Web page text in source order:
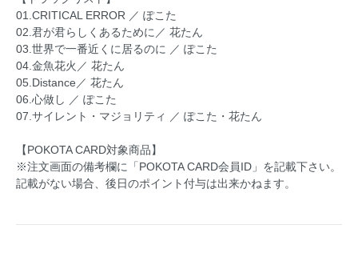
01.CRITICAL ERROR ／ ぽこた
02.君が君らしくあるために／ 花たん
03.世界で一番近くに居るのに ／ ぽこた
04.金魚花火／ 花たん
05.Distance／ 花たん
06.心做し ／ ぽこた
07.サイレント・マジョリティ ／ ぽこた・花たん
【POKOTA CARD対象商品】
※注文画面の備考欄に「POKOTA CARD会員ID」を記載下さい。
記載がない場合、後日のポイント付与は出来かねます。